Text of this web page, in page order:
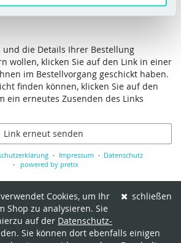
ein Ticket bestellt
und die Details Ihrer Bestellung
wollen, klicken Sie auf den Link in einer
im Bestellvorgang geschickt haben.
finden können, klicken Sie auf den
ein erneutes Zusenden des Links
Link erneut senden
Impressum
Datenschutz
powered by pretix
schließen
Cookies, um Ihr
Shop zu analysieren. Sie
auf der Datenschutz-
Sie können dort ebenfalls einigen